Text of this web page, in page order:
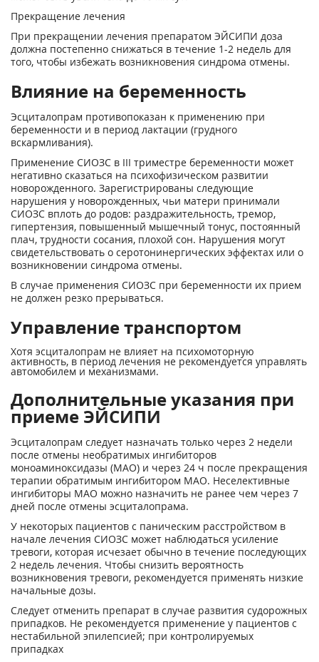
Прекращение лечения
При прекращении лечения препаратом ЭЙСИПИ доза
должна постепенно снижаться в течение 1-2 недель для
того, чтобы избежать возникновения синдрома отмены.
Влияние на беременность
Эсциталопрам противопоказан к применению при
беременности и в период лактации (грудного
вскармливания).
Применение СИОЗС в III триместре беременности может
негативно сказаться на психофизическом развитии
новорожденного. Зарегистрированы следующие
нарушения у новорожденных, чьи матери принимали
СИОЗС вплоть до родов: раздражительность, тремор,
гипертензия, повышенный мышечный тонус, постоянный
плач, трудности сосания, плохой сон. Нарушения могут
свидетельствовать о серотонинергических эффектах или о
возникновении синдрома отмены.
В случае применения СИОЗС при беременности их прием
не должен резко прерываться.
Управление транспортом
Хотя эсциталопрам не влияет на психомоторную
активность, в период лечения не рекомендуется управлять
автомобилем и механизмами.
Дополнительные указания при
приеме ЭЙСИПИ
Эсциталопрам следует назначать только через 2 недели
после отмены необратимых ингибиторов
моноаминоксидазы (МАО) и через 24 ч после прекращения
терапии обратимым ингибитором МАО. Неселективные
ингибиторы МАО можно назначить не ранее чем через 7
дней после отмены эсциталопрама.
У некоторых пациентов с паническим расстройством в
начале лечения СИОЗС может наблюдаться усиление
тревоги, которая исчезает обычно в течение последующих
2 недель лечения. Чтобы снизить вероятность
возникновения тревоги, рекомендуется применять низкие
начальные дозы.
Следует отменить препарат в случае развития судорожных
припадков. Не рекомендуется применение у пациентов с
нестабильной эпилепсией; при контролируемых
припадках